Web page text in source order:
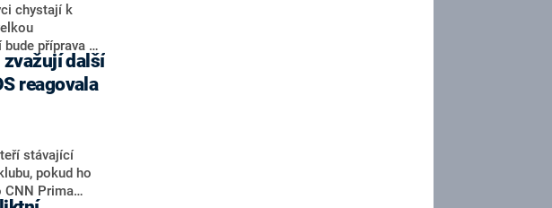
chystají k
příprava na
s novináři
zároveň v
Popsal i
političtí
„Je to
Ministři s
ale ukazovat
CNN Prima
reagovala
stávající
pokud ho
CNN Prima